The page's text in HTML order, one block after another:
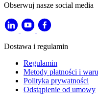
Obserwuj nasze social media
Dostawa i regulamin
Regulamin
Metody płatności i
Polityka prywatności
Odstąpienie od umowy